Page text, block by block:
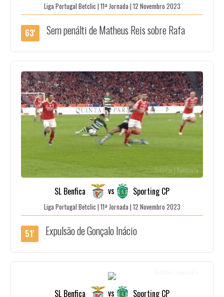
Liga Portugal Betclic | 11ª Jornada | 12 Novembro 2023
63' Sem penálti de Matheus Reis sobre Rafa
Créditos | BenficaTv
SL Benfica vs Sporting CP
Liga Portugal Betclic | 11ª Jornada | 12 Novembro 2023
51' Expulsão de Gonçalo Inácio
SL Benfica vs Sporting CP